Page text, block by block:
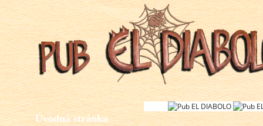
Úvodná stránka